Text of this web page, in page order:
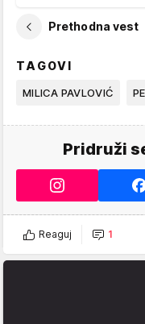
Prethodna vest
TAGOVI
MILICA PAVLOVIĆ
Pridruži
Reaguj 1